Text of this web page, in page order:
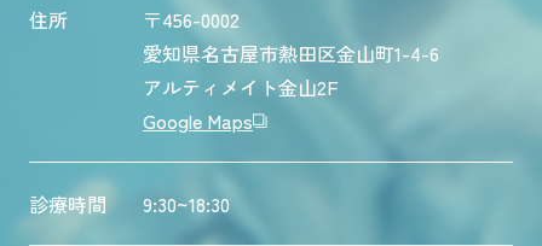
住所
〒456-0002
愛知県名古屋市熱田区金山町1-4-6
アルティメイト金山2F
Google Maps
診療時間 9:30~18:30